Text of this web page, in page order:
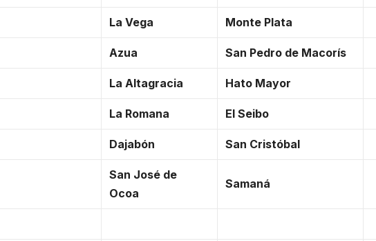
La Vega Monte Plata
Azua San Pedro de Macorís
La Altagracia Hato Mayor
La Romana El Seibo
Dajabón San Cristóbal
San José de
Ocoa
Samaná